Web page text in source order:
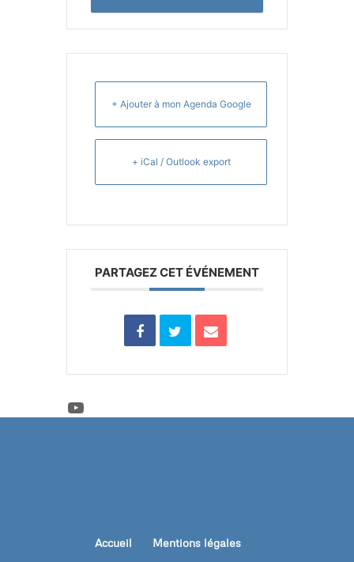
+ Ajouter à mon Agenda Google
+ iCal / Outlook export
PARTAGEZ CET ÉVÉNEMENT
YouTube
Accueil Mentions légales